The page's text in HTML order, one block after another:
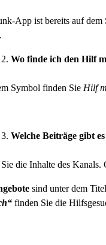
App ist bereits auf dem
Wo finde ich den Hilf
Symbol finden Sie Hilf
Welche Beiträge gibt
die Inhalte des
sind unter dem
finden Sie die